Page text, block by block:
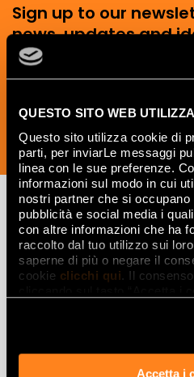
QUESTO SITO WEB
Questo sito utilizza cookie di
parti, per inviarLe messaggi
linea con le sue preferenze.
informazioni sul modo in cui
nostri partner che si occupano
pubblicità e social media i
con altre informazioni che ha
raccolto dal tuo utilizzo sui
saperne di più o negare il
cookie clicchi qui. Il
Accetta i
Sign up to our
news, updates and
the world of
design.
SUBSCRIBE NOW
Lasciati
ispirare
da ambienti
Effetti